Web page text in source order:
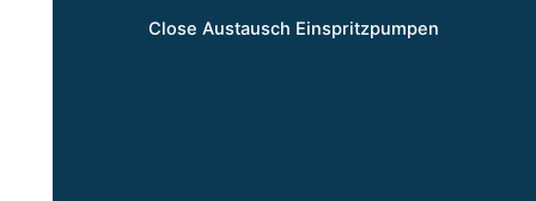
Close Austausch Einspritzpumpen